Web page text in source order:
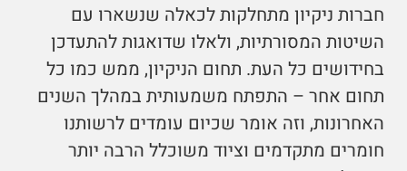
חברות ניקיון מתחלקות לכאלה שנשארו עם
השיטות המסורתיות, ולאלו שדואגות להתעדכן
בחידושים כל העת. תחום הניקיון, ממש כמו כל
תחום אחר – התפתח משמעותית במהלך השנים
האחרונות, וזה אומר שכיום עומדים לרשותנו
חומרים מתקדמים וציוד משוכלל הרבה יותר